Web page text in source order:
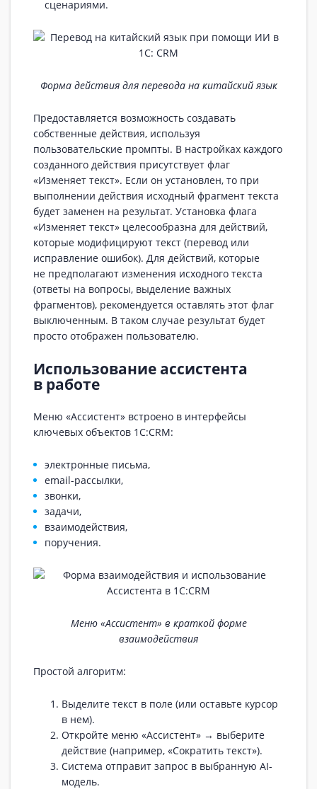
сценариями.
Форма действия для перевода на китайский язык
Предоставляется возможность создавать
собственные действия, используя
пользовательские промпты. В настройках каждого
созданного действия присутствует флаг
«Изменяет текст». Если он установлен, то при
выполнении действия исходный фрагмент текста
будет заменен на результат. Установка флага
«Изменяет текст» целесообразна для действий,
которые модифицируют текст (перевод или
исправление ошибок). Для действий, которые
не предполагают изменения исходного текста
(ответы на вопросы, выделение важных
фрагментов), рекомендуется оставлять этот флаг
выключенным. В таком случае результат будет
просто отображен пользователю.
Использование ассистента
в работе
Меню «Ассистент» встроено в интерфейсы
ключевых объектов 1С:CRM:
электронные письма,
email-рассылки,
звонки,
задачи,
взаимодействия,
поручения.
Меню «Ассистент» в краткой форме
взаимодействия
Простой алгоритм:
Выделите текст в поле (или оставьте курсор
в нем).
Откройте меню «Ассистент» → выберите
действие (например, «Сократить текст»).
Система отправит запрос в выбранную AI-
модель.